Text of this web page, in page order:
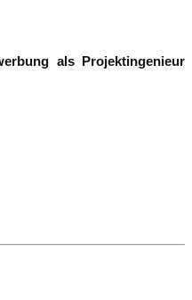
als Projektingenieur